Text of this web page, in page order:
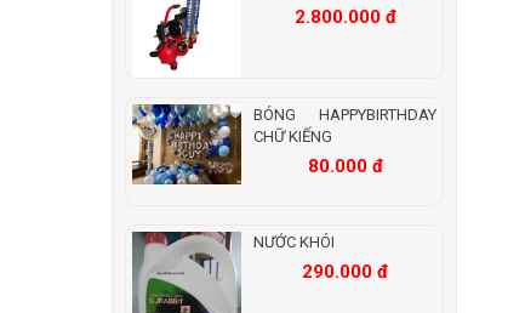
2.800.000 đ
BÓNG HAPPYBIRTHDAY
CHỮ KIẾNG
80.000 đ
NƯỚC KHÓI
290.000 đ